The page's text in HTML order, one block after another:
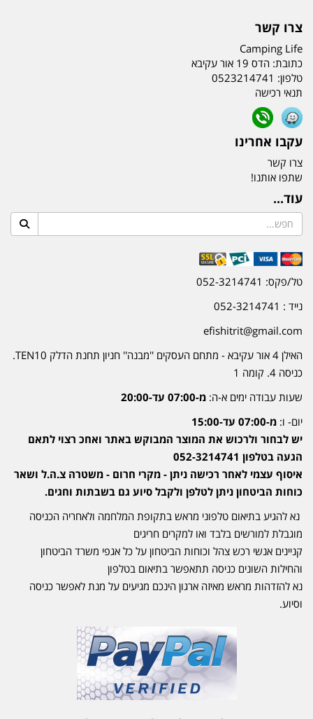
צרו קשר
Camping Life
כתובת: הדס 19 אור עקיבא
טלפון: 0523214741
תנאי רכישה
עקבו אחרינו
צרו קשר
שתפו אותנו!
עוד...
טל/פקס: 052-3214741
נייד : 052-3214741
efishitrit@gmail.com
האילן 4 אור עקיבא - מתחם העסקים ''מבנה'' חניון תחנת הדלק TEN10.
כניסה 4. קומה 1
שעות עבודה ימים א-ה: מ-07:00 עד-20:00
יום- ו: מ-07:00 עד-15:00
יש לבחור ולרכוש את המוצר המבוקש באתר ואחכ רצוי לתאם
הגעה בטלפון 052-3214741
איסוף עצמי לאחר רכישה ניתן - מקרי חרום - משטרה צ.ה.ל ושאר
כוחות הביטחון ניתן לטלפן ולקבל סיוע גם בשבתות וחגים.
נא להגיע בתיאום טלפוני מראש בתקופת המלחמה ולאחריה הכניסה
מוגבלת למורשים בלבד ואו למקרים חריגים
קניינים אנשי רכש צהל וכוחות הביטחון על כל אגפי משרד הביטחון
והחילות השונים כניסה תתאפשר בתיאום בטלפון
נא להזדהות מראש מאיזה ארגון הינכם מגיעים על מנת לאפשר כניסה
וסיוע.